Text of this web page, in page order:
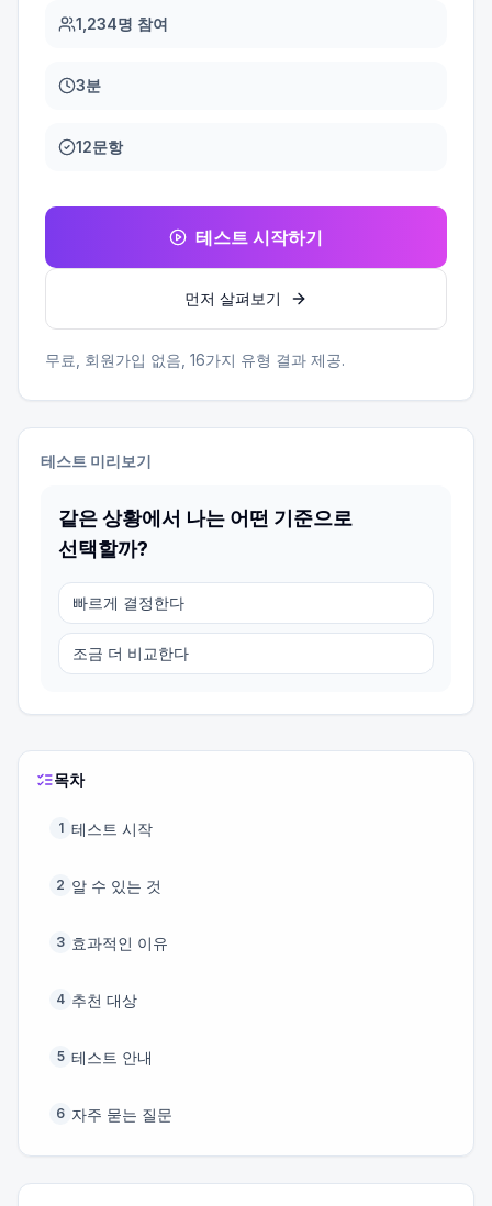
1,234명 참여
3분
12문항
테스트 시작하기
먼저 살펴보기
무료, 회원가입 없음, 16가지 유형 결과 제공.
테스트 미리보기
같은 상황에서 나는 어떤 기준으로
선택할까?
빠르게 결정한다
조금 더 비교한다
목차
1 테스트 시작
2 알 수 있는 것
3 효과적인 이유
4 추천 대상
5 테스트 안내
6 자주 묻는 질문